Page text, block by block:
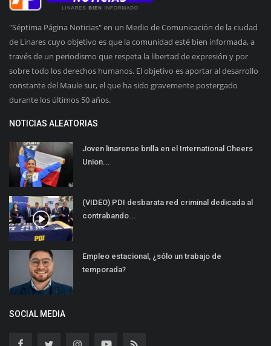
"Séptima Página Noticias" en un Medio de Comunicación de la ciudad
de Linares cuyo objetivo es que la comunidad esté bien informada, a
través de un periodismo que respeta la libertad de expresión y por
sobre todo los derechos humanos. El objetivo es aportar al desarrollo
constante del Maule sur, el que ha sido gravemente postergado
durante los últimos 50 años.
NOTICIAS ALEATORIAS
Joven linarense brilla en el International Cheers
Union...
(VIDEO) PDI desbarata red criminal dedicada al
contrabando...
Empleo estacional, ¿sólo un trabajo de
temporada?
SOCIAL MEDIA